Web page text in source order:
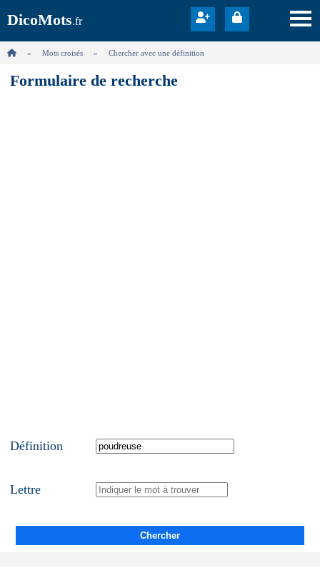
DicoMots.fr
Mots croisés Chercher avec une définition
Formulaire de recherche
Définition
Lettre
Chercher